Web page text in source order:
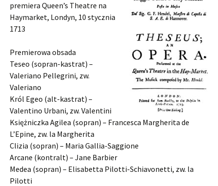
premiera Queen’s Theatre na
Haymarket, Londyn, 10 stycznia
1713
Premierowa obsada
Teseo (sopran-kastrat) –
Valeriano Pellegrini, zw.
Valeriano
Król Egeo (alt-kastrat) –
Valentino Urbani, zw. Valentini
Księżniczka Agilea (sopran) – Francesca Margherita de
L’Epine, zw. la Margherita
Clizia (sopran) – Maria Gallia-Saggione
Arcane (kontralt) – Jane Barbier
Medea (sopran) – Elisabetta Pilotti-Schiavonetti, zw. la
Pilotti